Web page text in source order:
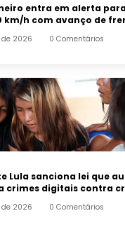
entra em alerta
km/h com avanço de
2026 0 Comentários
Lula sanciona lei que
crimes digitais contra
2026 0 Comentários